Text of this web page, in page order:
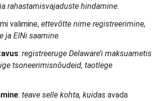
rahastamisvajaduste hindamine.
valimine, ettevõtte nime registreerimine,
ja EINi saamine.
: registreeruge Delaware’i maksuametis
tsoneerimisnõudeid, taotlege
: teave selle kohta, kuidas avada